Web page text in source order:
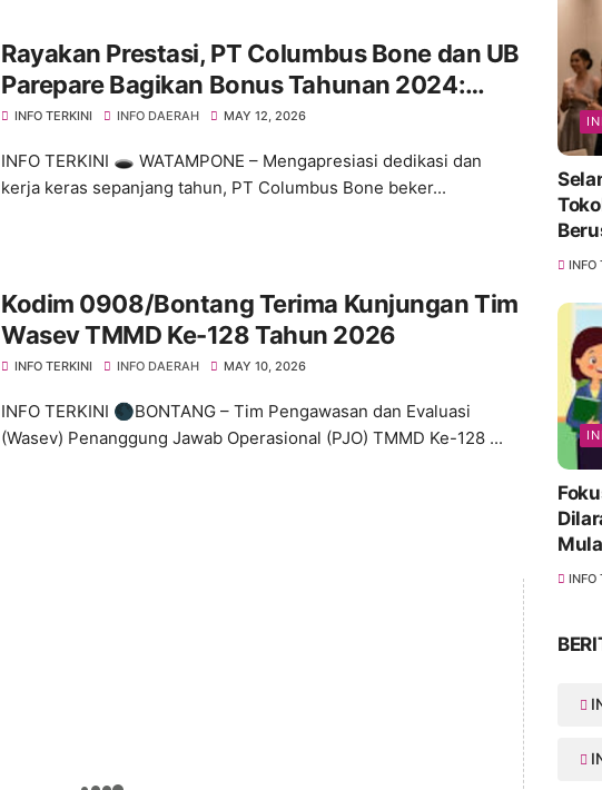
Rayakan Prestasi, PT Columbus Bone dan UB
Parepare Bagikan Bonus Tahunan 2024:
"Sukses Dimulai dari Tindakan!"
INFO TERKINI INFO DAERAH MAY 12, 2026
INFO TERKINI 🕳️ ​WATAMPONE – Mengapresiasi dedikasi dan
kerja keras sepanjang tahun, PT Columbus Bone beker...
Kodim 0908/Bontang Terima Kunjungan Tim
Wasev TMMD Ke-128 Tahun 2026
INFO TERKINI INFO DAERAH MAY 10, 2026
INFO TERKINI 🌑BONTANG – Tim Pengawasan dan Evaluasi
(Wasev) Penanggung Jawab Operasional (PJO) TMMD Ke-128 ...
INFO
INFO